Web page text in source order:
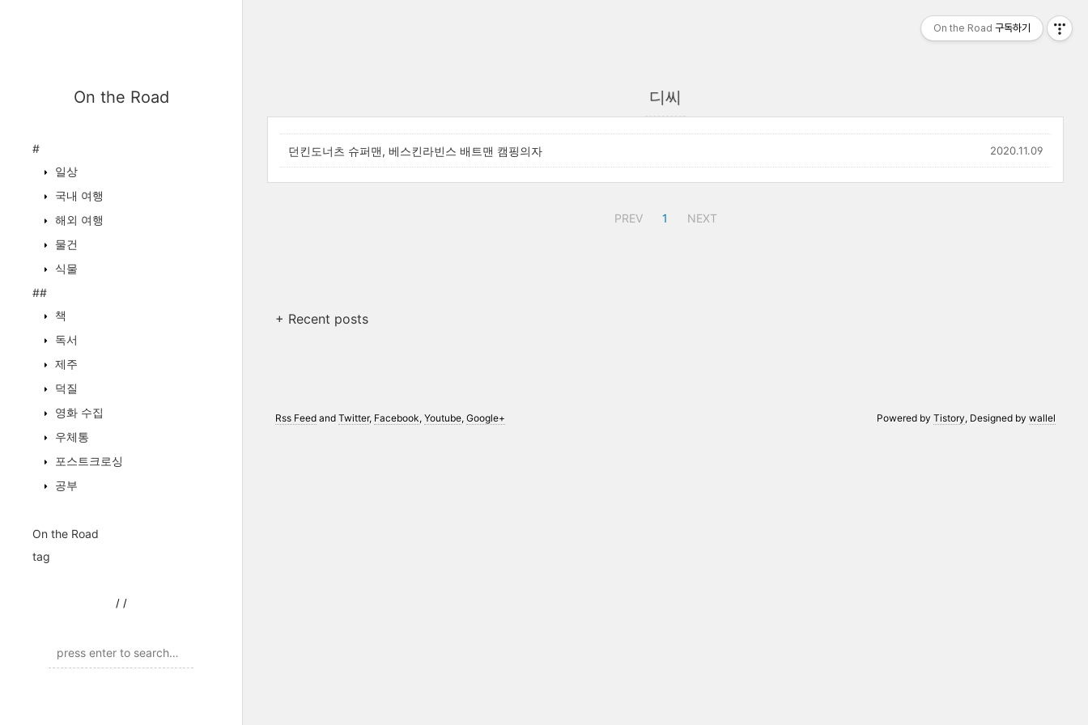
On the Road
#
일상
국내 여행
해외 여행
물건
식물
##
책
독서
제주
덕질
영화 수집
우체통
포스트크로싱
공부
On the Road
tag
/ /
디씨
던킨도너츠 슈퍼맨, 베스킨라빈스 배트맨 캠핑의자 2020.11.09
PREV 1 NEXT
+ Recent posts
Powered byTistory, Designed bywallel
Rss Feedand Twitter, Facebook, Youtube, Google+
On the Road 구독하기